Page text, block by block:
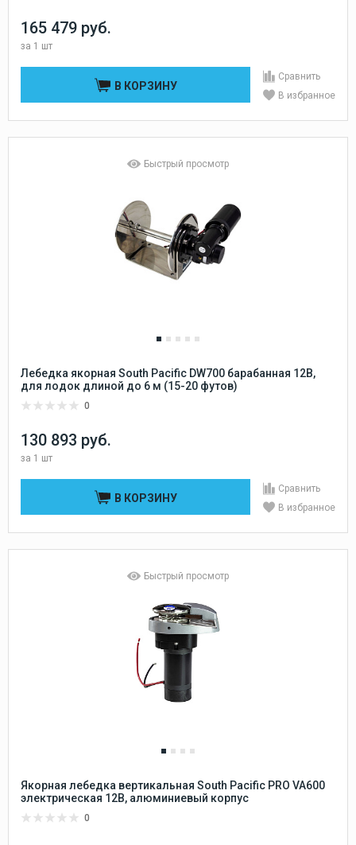
165 479 руб.
за 1 шт
В КОРЗИНУ
Сравнить
В избранное
Быстрый просмотр
Лебедка якорная South Pacific DW700 барабанная 12В,
для лодок длиной до 6 м (15-20 футов)
0
130 893 руб.
за 1 шт
В КОРЗИНУ
Сравнить
В избранное
Быстрый просмотр
Якорная лебедка вертикальная South Pacific PRO VA600
электрическая 12В, алюминиевый корпус
0